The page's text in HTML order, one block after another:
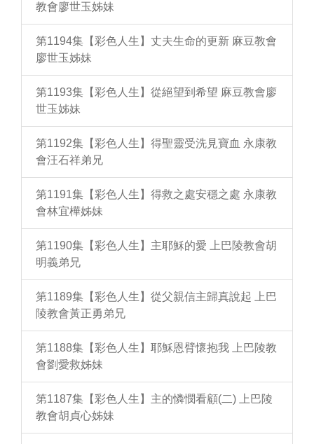
教會廖世玉姊妹
第1194集【彩色人生】丈夫生命的更新 麻豆教會
廖世玉姊妹
第1193集【彩色人生】從絕望到希望 麻豆教會廖
世玉姊妹
第1192集【彩色人生】得聖靈受洗見寶血 永康教
會汪石祥弟兄
第1191集【彩色人生】得救之處安穩之處 永康教
會林宜樺姊妹
第1190集【彩色人生】主耶穌的愛 上巴陵教會胡
明義弟兄
第1189集【彩色人生】從父親信主歸真說起 上巴
陵教會黃正勇弟兄
第1188集【彩色人生】耶穌恩臂懷抱我 上巴陵教
會劉愛救姊妹
第1187集【彩色人生】主的憐憫看顧(二) 上巴陵
教會胡貞心姊妹